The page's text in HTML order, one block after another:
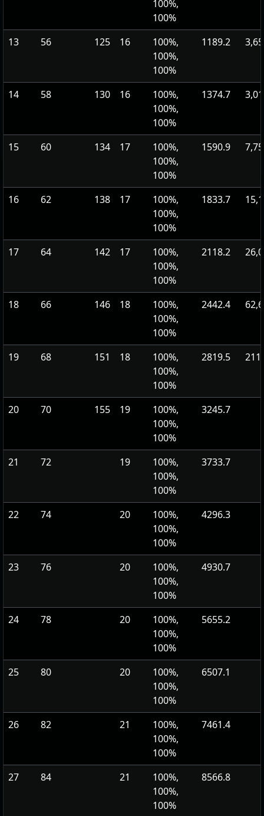
100%,
100%
13
56 125 16
100%,
100%,
100%
1189.2
14 58 130 16
100%,
100%,
100%
1374.7
15 60 134 17
100%,
100%,
100%
1590.9
16 62 138 17
100%,
100%,
100%
1833.7
17 64 142 17
100%,
100%,
100%
2118.2
18 66 146 18
100%,
100%,
100%
2442.4
19 68 151 18
100%,
100%,
100%
2819.5
20 70 155 19
100%,
100%,
100%
3245.7
21 72 19
100%,
100%,
100%
3733.7
22 74 20
100%,
100%,
100%
4296.3
23 76 20
100%,
100%,
100%
4930.7
24 78 20
100%,
100%,
100%
5655.2
25 80 20
100%,
100%,
100%
6507.1
26 82 21
100%,
100%,
100%
7461.4
27 84 21
100%,
100%,
100%
8566.8